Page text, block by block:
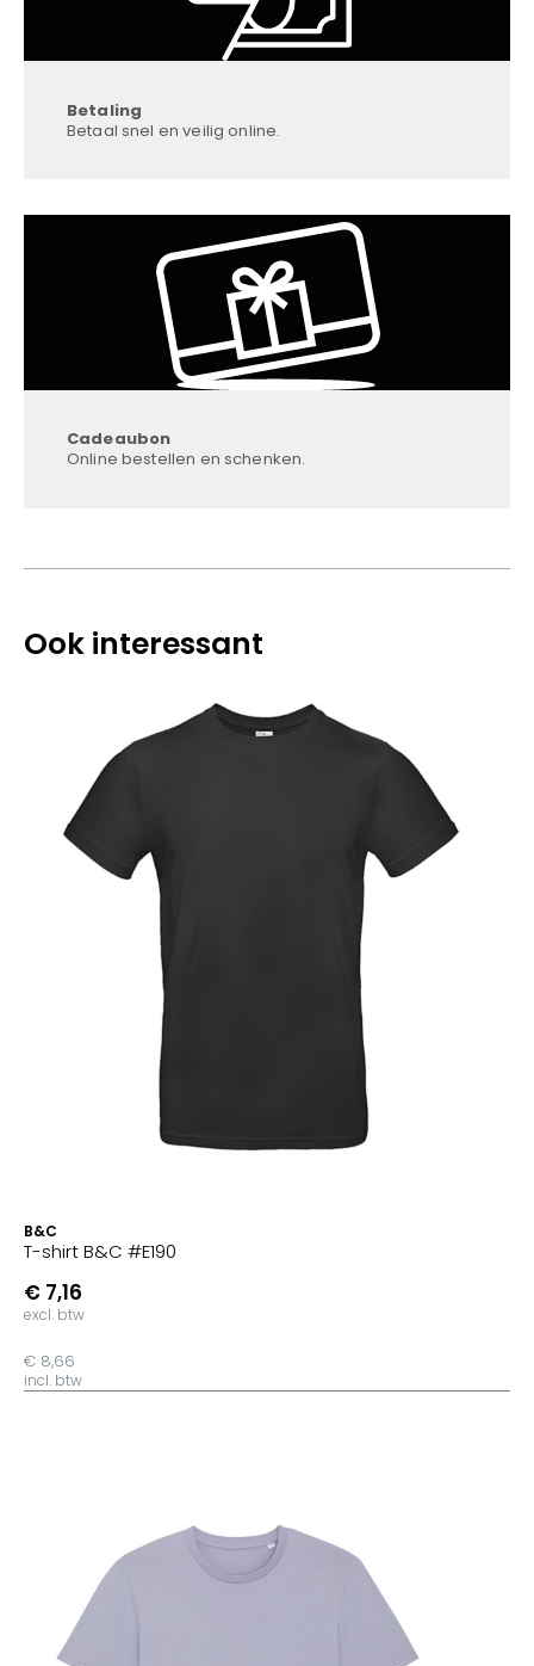
Betaling
Betaal snel en veilig online.
Cadeaubon
Online bestellen en schenken.
Ook interessant
B&C
T-shirt B&C #E190
€ 7,16
excl. btw
€ 8,66
incl. btw